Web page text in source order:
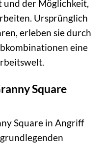
der Möglichkeit,
Ursprünglich
erleben sie durch
eine
Square
Square in Angriff